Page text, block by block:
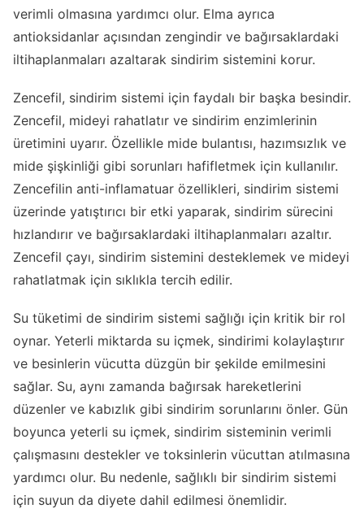
verimli olmasına yardımcı olur. Elma ayrıca
antioksidanlar açısından zengindir ve bağırsaklardaki
iltihaplanmaları azaltarak sindirim sistemini korur.
Zencefil, sindirim sistemi için faydalı bir başka besindir.
Zencefil, mideyi rahatlatır ve sindirim enzimlerinin
üretimini uyarır. Özellikle mide bulantısı, hazımsızlık ve
mide şişkinliği gibi sorunları hafifletmek için kullanılır.
Zencefilin anti-inflamatuar özellikleri, sindirim sistemi
üzerinde yatıştırıcı bir etki yaparak, sindirim sürecini
hızlandırır ve bağırsaklardaki iltihaplanmaları azaltır.
Zencefil çayı, sindirim sistemini desteklemek ve mideyi
rahatlatmak için sıklıkla tercih edilir.
Su tüketimi de sindirim sistemi sağlığı için kritik bir rol
oynar. Yeterli miktarda su içmek, sindirimi kolaylaştırır
ve besinlerin vücutta düzgün bir şekilde emilmesini
sağlar. Su, aynı zamanda bağırsak hareketlerini
düzenler ve kabızlık gibi sindirim sorunlarını önler. Gün
boyunca yeterli su içmek, sindirim sisteminin verimli
çalışmasını destekler ve toksinlerin vücuttan atılmasına
yardımcı olur. Bu nedenle, sağlıklı bir sindirim sistemi
için suyun da diyete dahil edilmesi önemlidir.